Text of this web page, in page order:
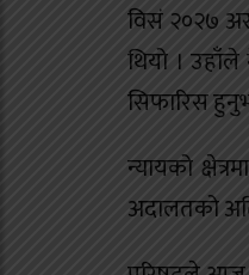
विसं २०२७
थियो ।
सिफारिस
न्यायको
अदालतको